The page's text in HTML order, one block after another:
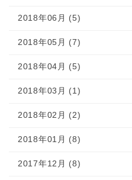
2018年06月 (5)
2018年05月 (7)
2018年04月 (5)
2018年03月 (1)
2018年02月 (2)
2018年01月 (8)
2017年12月 (8)